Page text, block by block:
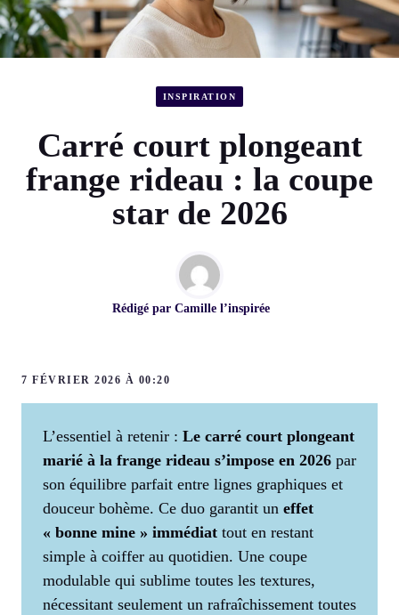
INSPIRATION
Carré court plongeant
frange rideau : la coupe
star de 2026
Rédigé par Camille l’inspirée
7 FÉVRIER 2026 À 00:20
L’essentiel à retenir : Le carré court plongeant
marié à la frange rideau s’impose en 2026 par
son équilibre parfait entre lignes graphiques et
douceur bohème. Ce duo garantit un effet
« bonne mine » immédiat tout en restant
simple à coiffer au quotidien. Une coupe
modulable qui sublime toutes les textures,
nécessitant seulement un rafraîchissement toutes